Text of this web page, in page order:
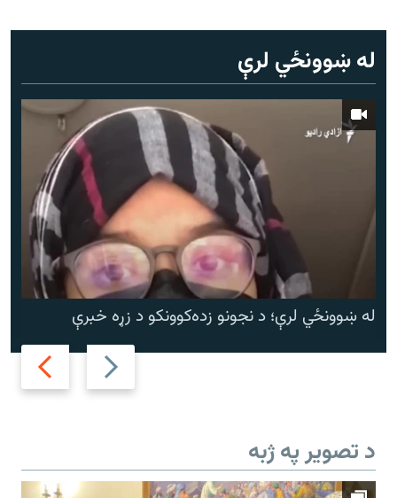
له ښوونځي لرې
Previous
slide
Next
slide
له ښوونځي لرې؛ د نجونو زده‌کوونکو د زړه خبرې
د تصویر په ژبه